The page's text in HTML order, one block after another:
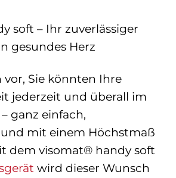
soft – Ihr zuverlässiger
gesundes Herz
vor, Sie könnten Ihre
jederzeit und überall im
ganz einfach,
mit einem Höchstmaß
dem visomat® handy soft
wird dieser Wunsch